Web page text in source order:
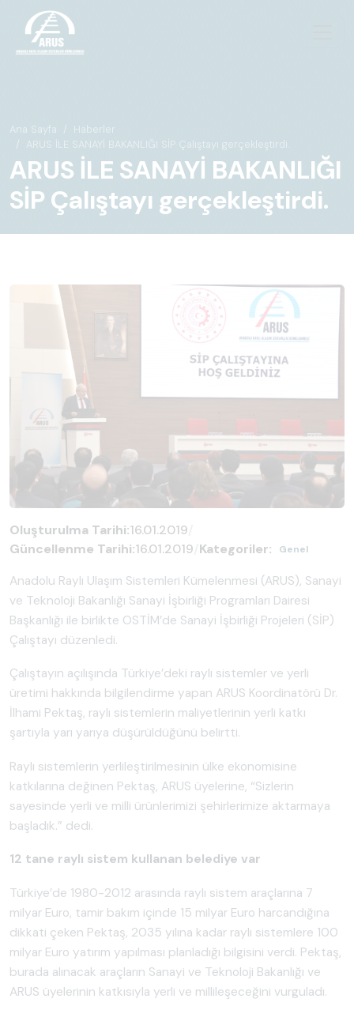
Ana Sayfa
Haberler
ARUS İLE SANAYİ BAKANLIĞI SİP Çalıştayı gerçekleştirdi.
ARUS İLE SANAYİ BAKANLIĞI
SİP Çalıştayı gerçekleştirdi.
Oluşturulma Tarihi:16.01.2019
Güncellenme Tarihi:16.01.2019 Kategoriler: Genel
Anadolu Raylı Ulaşım Sistemleri Kümelenmesi (ARUS), Sanayi
ve Teknoloji Bakanlığı Sanayi İşbirliği Programları Dairesi
Başkanlığı ile birlikte OSTİM’de Sanayi İşbirliği Projeleri (SİP)
Çalıştayı düzenledi.
Çalıştayın açılışında Türkiye’deki raylı sistemler ve yerli
üretimi hakkında bilgilendirme yapan ARUS Koordinatörü Dr.
İlhami Pektaş, raylı sistemlerin maliyetlerinin yerli katkı
şartıyla yarı yarıya düşürüldüğünü belirtti.
Raylı sistemlerin yerlileştirilmesinin ülke ekonomisine
katkılarına değinen Pektaş, ARUS üyelerine, “Sizlerin
sayesinde yerli ve milli ürünlerimizi şehirlerimize aktarmaya
başladık.” dedi.
12 tane raylı sistem kullanan belediye var
Türkiye’de 1980-2012 arasında raylı sistem araçlarına 7
milyar Euro, tamir bakım içinde 15 milyar Euro harcandığına
dikkati çeken Pektaş, 2035 yılına kadar raylı sistemlere 100
milyar Euro yatırım yapılması planladığı bilgisini verdi. Pektaş,
burada alınacak araçların Sanayi ve Teknoloji Bakanlığı ve
ARUS üyelerinin katkısıyla yerli ve millileşeceğini vurguladı.